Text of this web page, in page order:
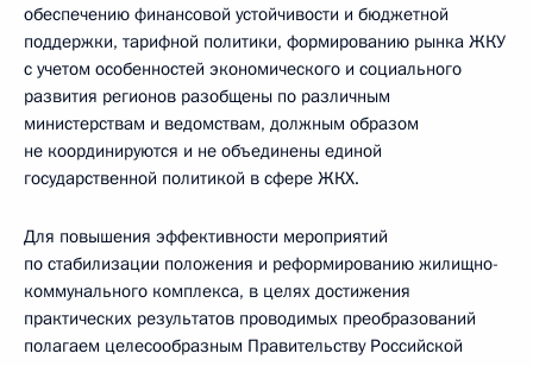
обеспечению финансовой устойчивости и бюджетной
поддержки, тарифной политики, формированию рынка ЖКУ
с учетом особенностей экономического и социального
развития регионов разобщены по различным
министерствам и ведомствам, должным образом
не координируются и не объединены единой
государственной политикой в сфере ЖКХ.
Для повышения эффективности мероприятий
по стабилизации положения и реформированию жилищно-
коммунального комплекса, в целях достижения
практических результатов проводимых преобразований
полагаем целесообразным Правительству Российской